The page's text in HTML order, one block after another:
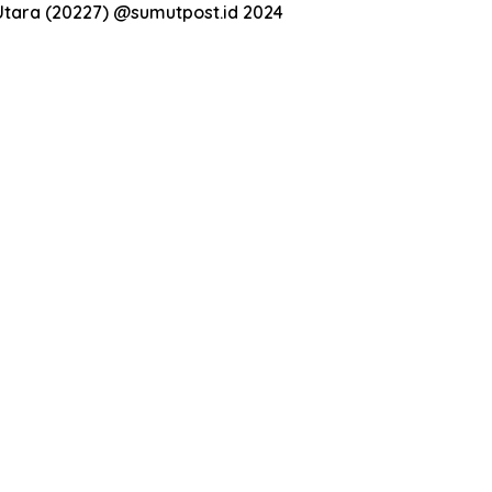
(20227) @sumutpost.id 2024